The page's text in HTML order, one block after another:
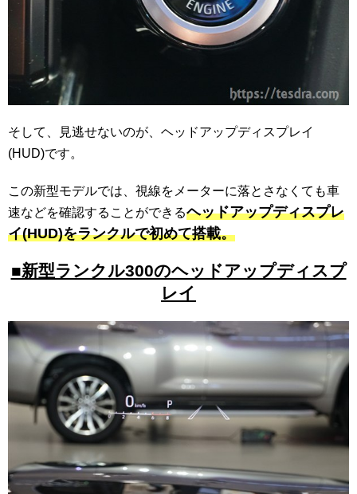
そして、見逃せないのが、ヘッドアップディスプレイ
(HUD)です。
この新型モデルでは、視線をメーターに落とさなくても車
速などを確認することができるヘッドアップディスプレ
イ(HUD)をランクルで初めて搭載。
■新型ランクル300のヘッドアップディスプ
レイ